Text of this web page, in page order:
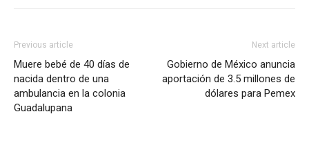
Previous article
Muere bebé de 40 días de
nacida dentro de una
ambulancia en la colonia
Guadalupana
Next article
Gobierno de México anuncia
aportación de 3.5 millones de
dólares para Pemex